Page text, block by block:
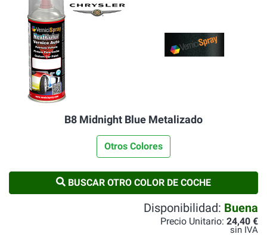
B8 Midnight Blue Metalizado
Otros Colores
BUSCAR OTRO COLOR DE COCHE
Disponibilidad: Buena
Precio Unitario: 24,40 €
sin IVA